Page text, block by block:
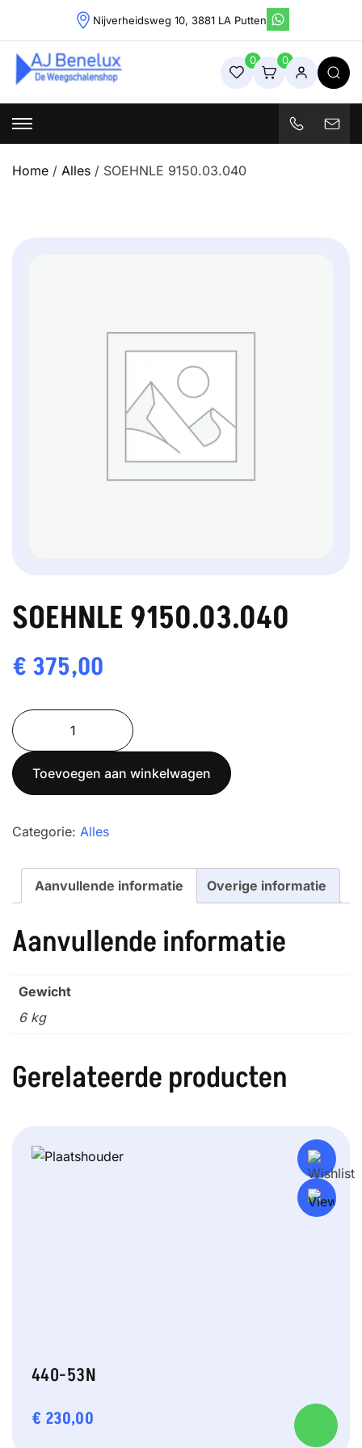
content
Nijverheidsweg 10, 3881 LA Putten
Weegschalenshop | Precisieweegschalen & Industriële
Weegoplossingen
0 0
Home / Alles / SOEHNLE 9150.03.040
SOEHNLE 9150.03.040
€ 375,00
SOEHNLE
9150.03.040
aantal
Toevoegen aan winkelwagen
Categorie: Alles
Aanvullende informatie Overige informatie
Aanvullende informatie
Gewicht
6 kg
Gerelateerde producten
440-53N
€ 230,00